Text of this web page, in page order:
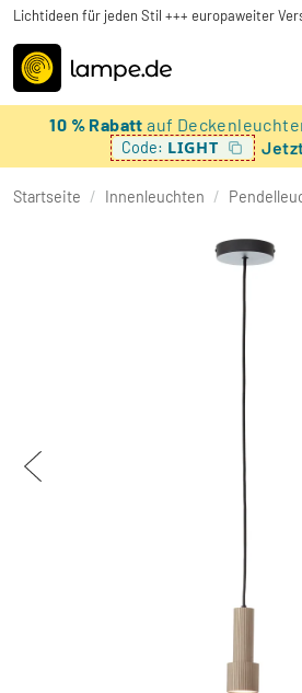
Lichtideen für jeden Stil +++ europaweiter
10 % Rabattauf
Code: LIGHT
Startseite / Innenleuchten /